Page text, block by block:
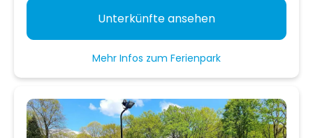
Unterkünfte ansehen
Mehr Infos zum Ferienpark